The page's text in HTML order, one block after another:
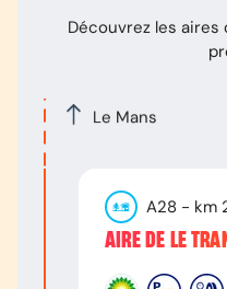
Découvrez les
Le Mans
A28 - km
AIRE DE LE